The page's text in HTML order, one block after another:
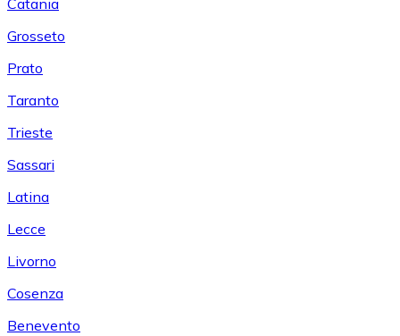
Catania
Grosseto
Prato
Taranto
Trieste
Sassari
Latina
Lecce
Livorno
Cosenza
Benevento